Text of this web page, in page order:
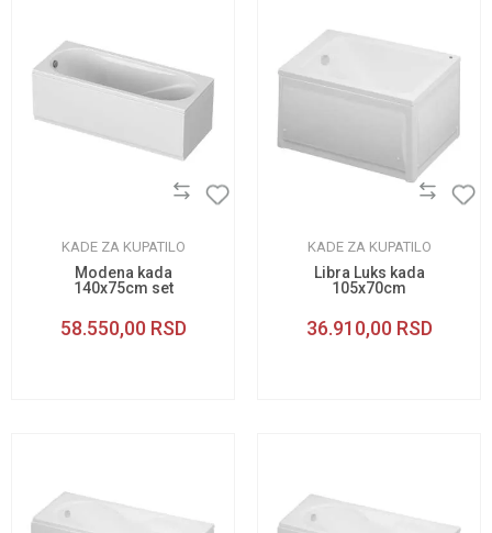
KADE ZA KUPATILO
Modena kada
140x75cm set
58.550,00 RSD
KADE ZA KUPATILO
Libra Luks kada
105x70cm
36.910,00 RSD